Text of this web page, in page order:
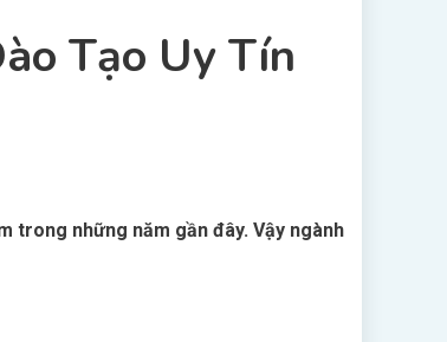
Tạo Uy Tín
trong những năm gần đây. Vậy ngành